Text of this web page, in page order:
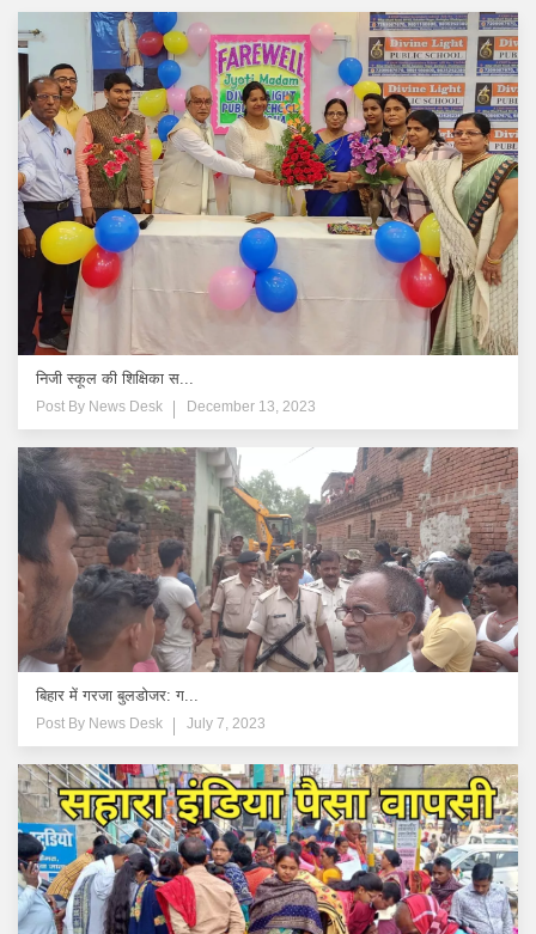
निजी स्कूल की शिक्षिका स...
Post By News Desk December 13, 2023
बिहार में गरजा बुलडोजर: ग...
Post By News Desk July 7, 2023